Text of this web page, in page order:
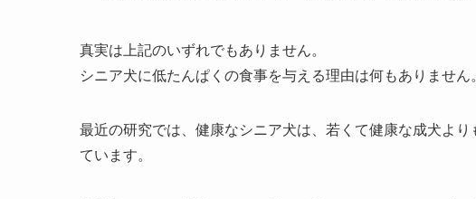
真実は上記のいずれでもありません。
シニア犬に低たんぱくの食事を与える理由は何もありません
最近の研究では、健康なシニア犬は、若くて健康な成犬よ
ています。